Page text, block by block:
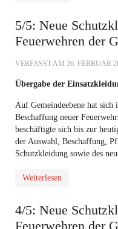
5/5: Neue
Feuerwehren der
VERFASST AM 26. FEBRUAR
Übergabe der
Auf Gemeindeebene hat
Beschaffung neuer
beschäftigte sich bis zur
der Auswahl, Beschaffung,
Schutzkleidung sowie des
Weiterlesen
4/5: Neue
Feuerwehren der